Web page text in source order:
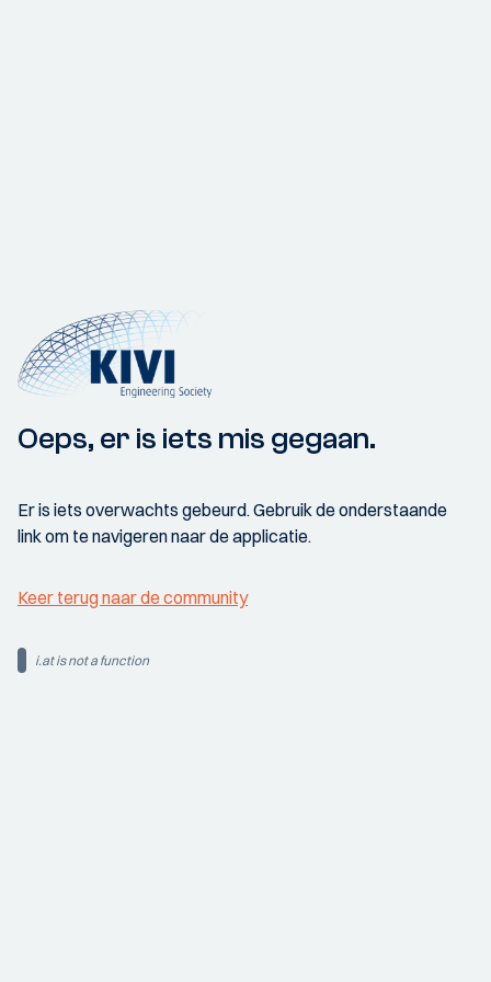
Oeps, er is iets mis gegaan.
Er is iets overwachts gebeurd. Gebruik de onderstaande
link om te navigeren naar de applicatie.
Keer terug naar de community
i.at is not a function